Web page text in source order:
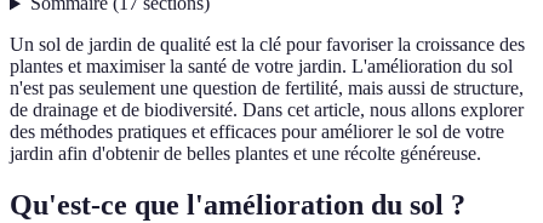
Un sol de jardin de qualité est la clé pour favoriser la croissance des
plantes et maximiser la santé de votre jardin. L'amélioration du sol
n'est pas seulement une question de fertilité, mais aussi de structure,
de drainage et de biodiversité. Dans cet article, nous allons explorer
des méthodes pratiques et efficaces pour améliorer le sol de votre
jardin afin d'obtenir de belles plantes et une récolte généreuse.
Qu'est-ce que l'amélioration du sol ?